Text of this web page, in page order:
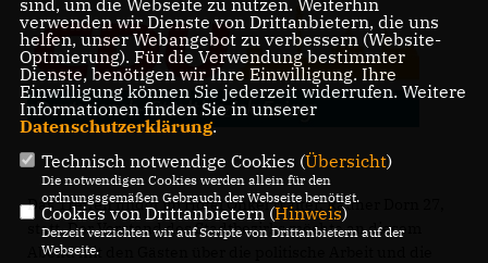
Das Treffen findet im Hotel Onkel Walter, Rauher Dorn 27,
statt. Der Vorstand des Stadtbezirks möchte an diesem
Abend mit den Gästen über die politische Arbeit und die
verwenden wir Dienste von Drittanbietern, die uns
helfen, unser Webangebot zu verbessern (Website-
Optmierung). Für die Verwendung bestimmter
Dienste, benötigen wir Ihre Einwilligung. Ihre
Einwilligung können Sie jederzeit widerrufen. Weitere
Informationen finden Sie in unserer
Datenschutzerklärung.
Technisch notwendige Cookies (Übersicht)
Die notwendigen Cookies werden allein für den
ordnungsgemäßen Gebrauch der Webseite benötigt.
Cookies von Drittanbietern (Hinweis)
Derzeit verzichten wir auf Scripte von Drittanbietern auf der
Webseite.